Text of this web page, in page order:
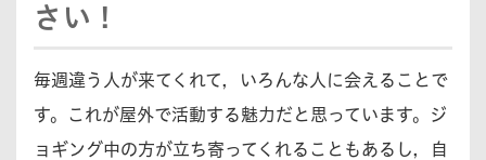
さい！
毎週違う人が来てくれて，いろんな人に会えることで
す。これが屋外で活動する魅力だと思っています。ジ
ョギング中の方が立ち寄ってくれることもあるし，自